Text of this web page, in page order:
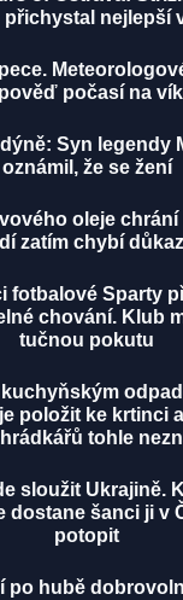
přichystal nejlepší
počasí na
Syn legendy
oznámil, že se žení
oleje chrání
zatím chybí důkaz
fotbalové Sparty
chování. Klub
tučnou pokutu
položit ke krtinci
tohle
sloužit Ukrajině.
dostane šanci ji v
potopit
po hubě